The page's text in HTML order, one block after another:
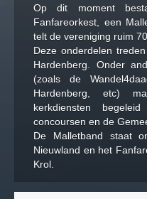
Op dit moment
Fanfareorkest, een
telt de vereniging ruim
Deze onderdelen
Hardenberg. Onder
(zoals de
Hardenberg, etc)
kerkdiensten
concoursen en de
De Malletband staat
Nieuwland en het
Krol.